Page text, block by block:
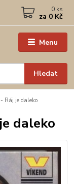
Menu
Hledat
0 ks
za 0 Kč
Ráj je daleko
daleko